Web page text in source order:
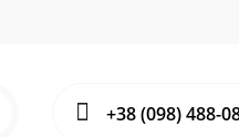
+38 (098) 488-